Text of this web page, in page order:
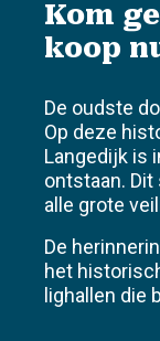
Kom
koop
De oudste
Op deze
Langedijk is
ontstaan.
alle grote
De
het
lighallen die